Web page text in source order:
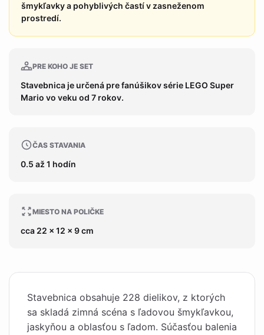
šmykľavky a pohyblivých častí v zasneženom
prostredí.
PRE KOHO JE SET
Stavebnica je určená pre fanúšikov série LEGO Super
Mario vo veku od 7 rokov.
ČAS STAVANIA
0.5 až 1 hodín
MIESTO NA POLIČKE
cca 22 x 12 x 9 cm
Stavebnica obsahuje 228 dielikov, z ktorých
sa skladá zimná scéna s ľadovou šmykľavkou,
jaskyňou a oblasťou s ľadom. Súčasťou balenia